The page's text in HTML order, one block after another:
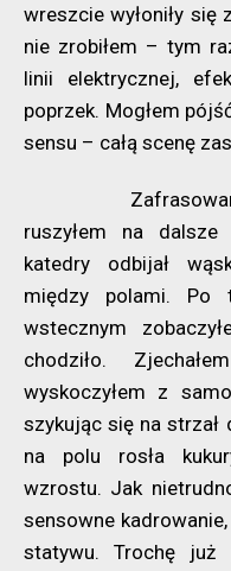
wreszcie wyłoniły
nie zrobiłem – tym
linii elektrycznej,
poprzek. Mogłem
sensu – całą scenę
Zafrasowany
ruszyłem na dalsze
katedry odbijał
między polami. Po
wstecznym
chodziło.
wyskoczyłem z
szykując się na strzał
na polu rosła
wzrostu. Jak
sensowne
statywu. Trochę już